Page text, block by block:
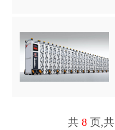
共 8 页,共